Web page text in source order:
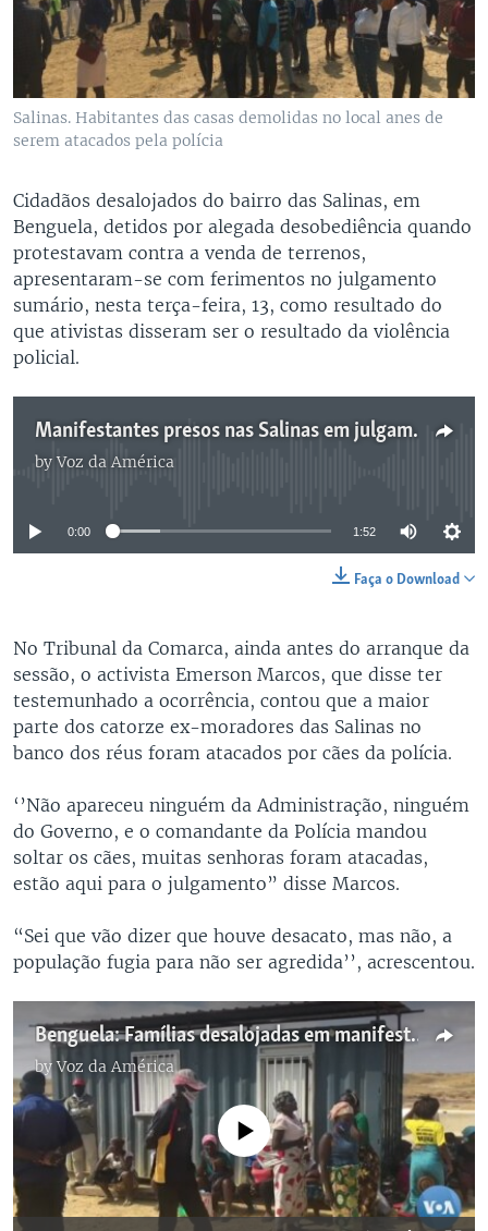
Salinas. Habitantes das casas demolidas no local anes de
serem atacados pela polícia
Cidadãos desalojados do bairro das Salinas, em
Benguela, detidos por alegada desobediência quando
protestavam contra a venda de terrenos,
apresentaram-se com ferimentos no julgamento
sumário, nesta terça-feira, 13, como resultado do
que ativistas disseram ser o resultado da violência
policial.
Manifestantes presos nas Salinas em julgamento - 1:52
byVoz da América
No media source currently available
0:00 1:52
Faça o Download
No Tribunal da Comarca, ainda antes do arranque da
sessão, o activista Emerson Marcos, que disse ter
testemunhado a ocorrência, contou que a maior
parte dos catorze ex-moradores das Salinas no
banco dos réus foram atacados por cães da polícia.
‘’Não apareceu ninguém da Administração, ninguém
do Governo, e o comandante da Polícia mandou
soltar os cães, muitas senhoras foram atacadas,
estão aqui para o julgamento” disse Marcos.
“Sei que vão dizer que houve desacato, mas não, a
população fugia para não ser agredida’’, acrescentou.
Benguela: Famílias desalojadas em manifestação pelo direito à terra
by Voz da América
No media source currently available